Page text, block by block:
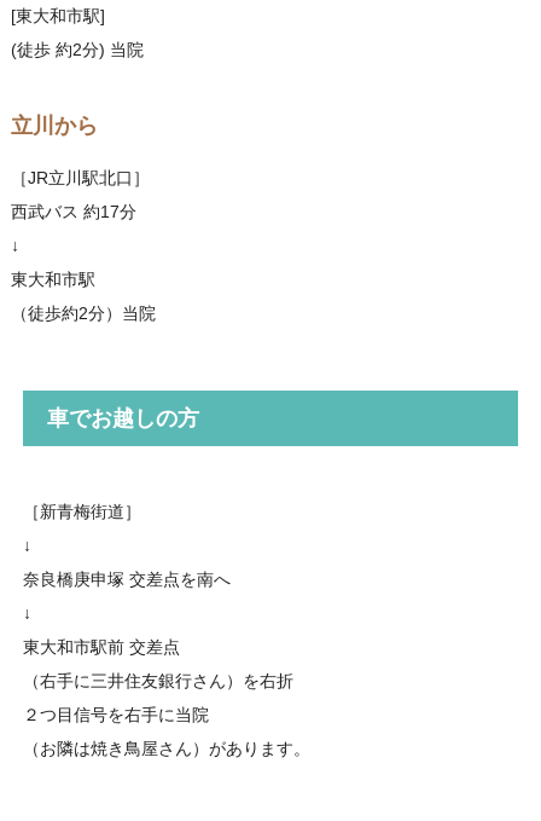
[東大和市駅]
(徒歩 約2分) 当院
立川から
［JR立川駅北口］
西武バス 約17分
↓
東大和市駅
（徒歩約2分）当院
車でお越しの方
［新青梅街道］
↓
奈良橋庚申塚 交差点を南へ
↓
東大和市駅前 交差点
（右手に三井住友銀行さん）を右折
２つ目信号を右手に当院
（お隣は焼き鳥屋さん）があります。